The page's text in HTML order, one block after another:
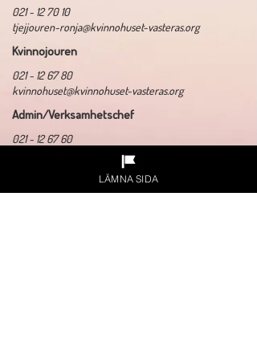
021 - 12 70 10
tjejjouren-ronja@kvinnohuset-vasteras.org
Kvinnojouren
021 - 12 67 80
kvinnohuset@kvinnohuset-vasteras.org
Admin/Verksamhetschef
021 - 12 67 60
eh@kvinnohuset-vasteras.org
​Organisationsnummer:878000-8440
Adress: Kristinagatan 11, 722 11 Västerås
LÄMNA SIDA